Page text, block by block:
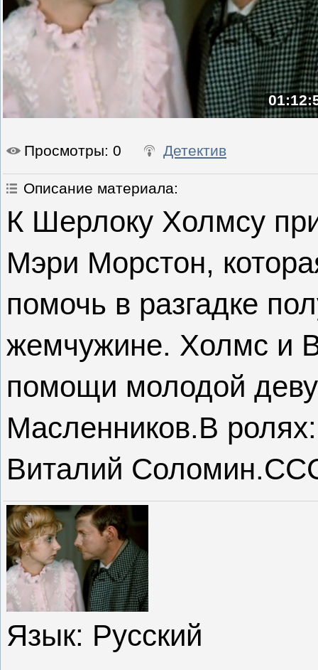
Просмотры: 0 Детектив
Описание материала:
К Шерлоку Холмсу
Мэри Морстон,
помочь в разгадке
жемчужине. Холмс и
помощи молодой
Масленников.В
Виталий
Язык: Русский